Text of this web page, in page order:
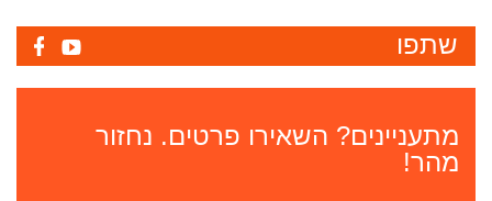
שתפו
מתעניינים? השאירו פרטים. נחזור
מהר!